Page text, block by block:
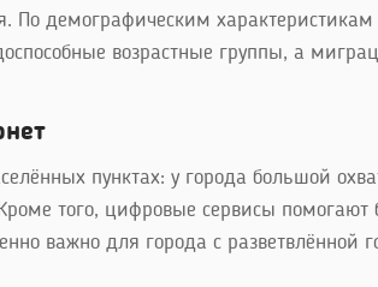
По демографическим
возрастные группы, а
пунктах: у города большой
того, цифровые сервисы помогают
важно для города с разветвлённой